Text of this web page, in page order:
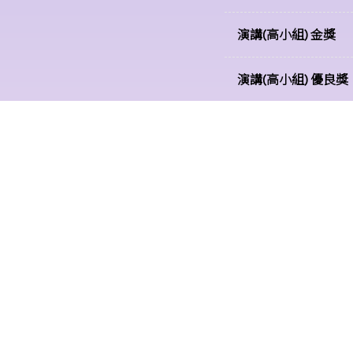
演講(高小組) 金獎
演講(高小組) 優良獎